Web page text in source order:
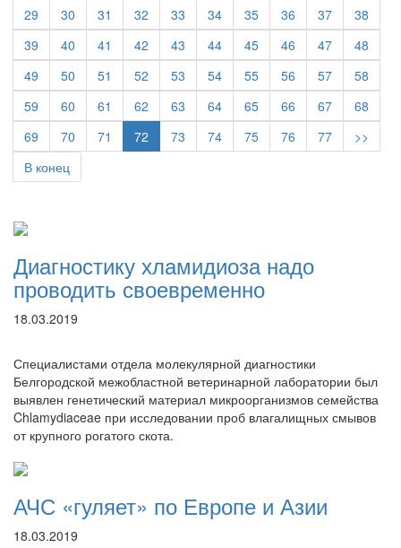
29
30 31 32 33 34 35 36 37
38
39
40 41 42 43 44 45 46 47
48
49
50 51 52 53 54 55 56 57
58
59
60 61 62 63 64 65 66 67
68
69
70 71 72 73 74 75 76 77
>>
В конец
Диагностику хламидиоза надо
проводить своевременно
18.03.2019
Специалистами отдела молекулярной диагностики
Белгородской межобластной ветеринарной лаборатории был
выявлен генетический материал микроорганизмов семейства
Chlamydiaceae при исследовании проб влагалищных смывов
от крупного рогатого скота.
АЧС «гуляет» по Европе и Азии
18.03.2019